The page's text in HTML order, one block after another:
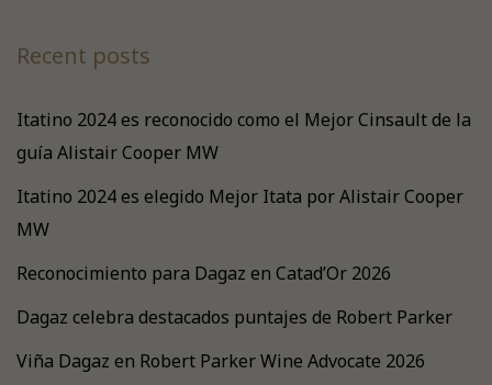
Recent posts
Itatino 2024 es reconocido como el Mejor Cinsault de la
guía Alistair Cooper MW
Itatino 2024 es elegido Mejor Itata por Alistair Cooper
MW
Reconocimiento para Dagaz en Catad’Or 2026
Dagaz celebra destacados puntajes de Robert Parker
Viña Dagaz en Robert Parker Wine Advocate 2026